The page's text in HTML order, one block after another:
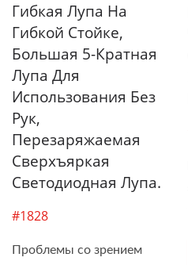
Гибкая Лупа На
Гибкой Стойке,
Большая 5-Кратная
Лупа Для
Использования Без
Рук,
Перезаряжаемая
Сверхъяркая
Светодиодная Лупа.
#1828
Проблемы со зрением